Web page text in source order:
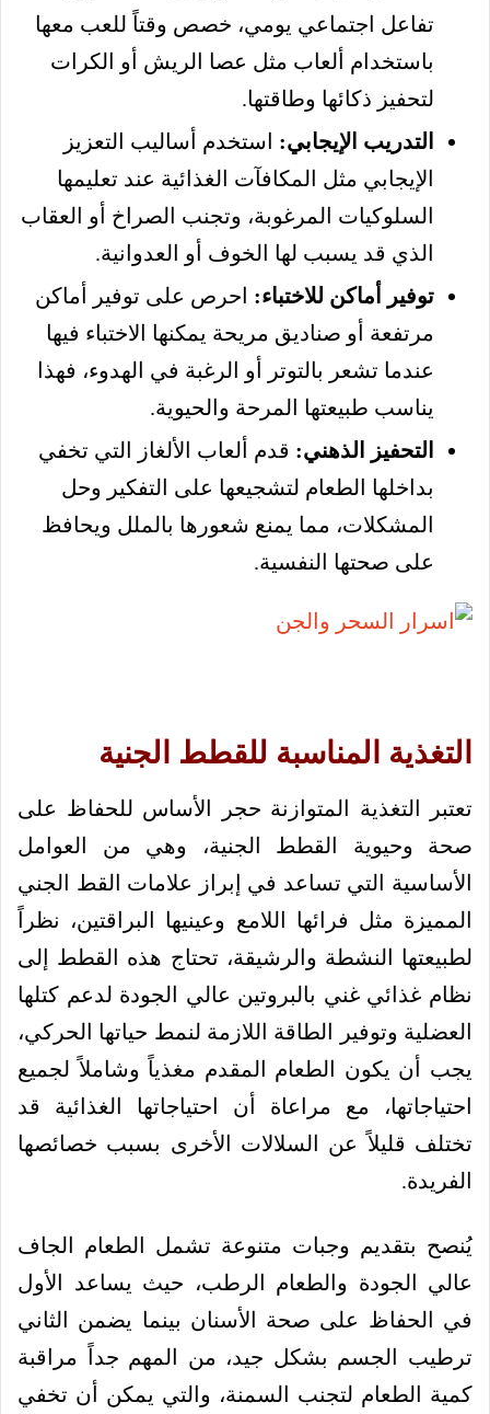
تفاعل اجتماعي يومي، خصص وقتاً للعب معها
باستخدام ألعاب مثل عصا الريش أو الكرات
لتحفيز ذكائها وطاقتها.
التدريب الإيجابي: استخدم أساليب التعزيز
الإيجابي مثل المكافآت الغذائية عند تعليمها
السلوكيات المرغوبة، وتجنب الصراخ أو العقاب
الذي قد يسبب لها الخوف أو العدوانية.
توفير أماكن للاختباء: احرص على توفير أماكن
مرتفعة أو صناديق مريحة يمكنها الاختباء فيها
عندما تشعر بالتوتر أو الرغبة في الهدوء، فهذا
يناسب طبيعتها المرحة والحيوية.
التحفيز الذهني: قدم ألعاب الألغاز التي تخفي
بداخلها الطعام لتشجيعها على التفكير وحل
المشكلات، مما يمنع شعورها بالملل ويحافظ
على صحتها النفسية.
التغذية المناسبة للقطط الجنية
تعتبر التغذية المتوازنة حجر الأساس للحفاظ على
صحة وحيوية القطط الجنية، وهي من العوامل
الأساسية التي تساعد في إبراز علامات القط الجني
المميزة مثل فرائها اللامع وعينيها البراقتين، نظراً
لطبيعتها النشطة والرشيقة، تحتاج هذه القطط إلى
نظام غذائي غني بالبروتين عالي الجودة لدعم كتلها
العضلية وتوفير الطاقة اللازمة لنمط حياتها الحركي،
يجب أن يكون الطعام المقدم مغذياً وشاملاً لجميع
احتياجاتها، مع مراعاة أن احتياجاتها الغذائية قد
تختلف قليلاً عن السلالات الأخرى بسبب خصائصها
الفريدة.
يُنصح بتقديم وجبات متنوعة تشمل الطعام الجاف
عالي الجودة والطعام الرطب، حيث يساعد الأول
في الحفاظ على صحة الأسنان بينما يضمن الثاني
ترطيب الجسم بشكل جيد، من المهم جداً مراقبة
كمية الطعام لتجنب السمنة، والتي يمكن أن تخفي